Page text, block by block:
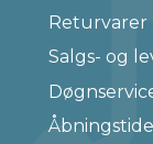
Returvarer
Salgs- og